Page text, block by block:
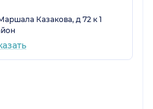
Казакова, д 72 к 1